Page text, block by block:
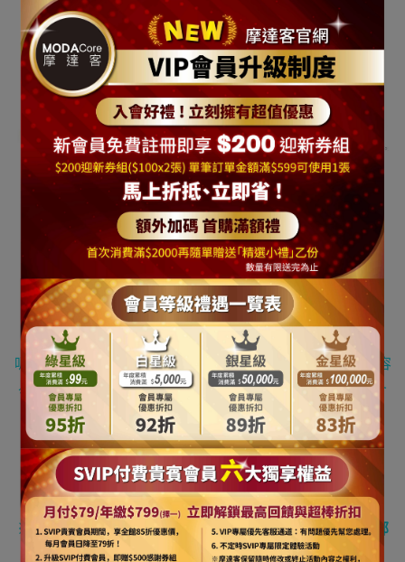
[商品說明]
今年冬天何不買一株可愛幸福聖誕樹讓自己溫暖幸福一下
呢
這顆聖誕樹吊飾已替您搭配好 ,無須另外採購 ,組裝非常容
易 ,非常適合擺放在家裡房間或客廳或辦公室 ,可營造溫暖冬
季耶誕氣氛
[產品規格與注意事項]
※ 商品尺寸: 一般型5尺PVC綠色聖誕樹(高約150cm)/底部
直徑約為76cm